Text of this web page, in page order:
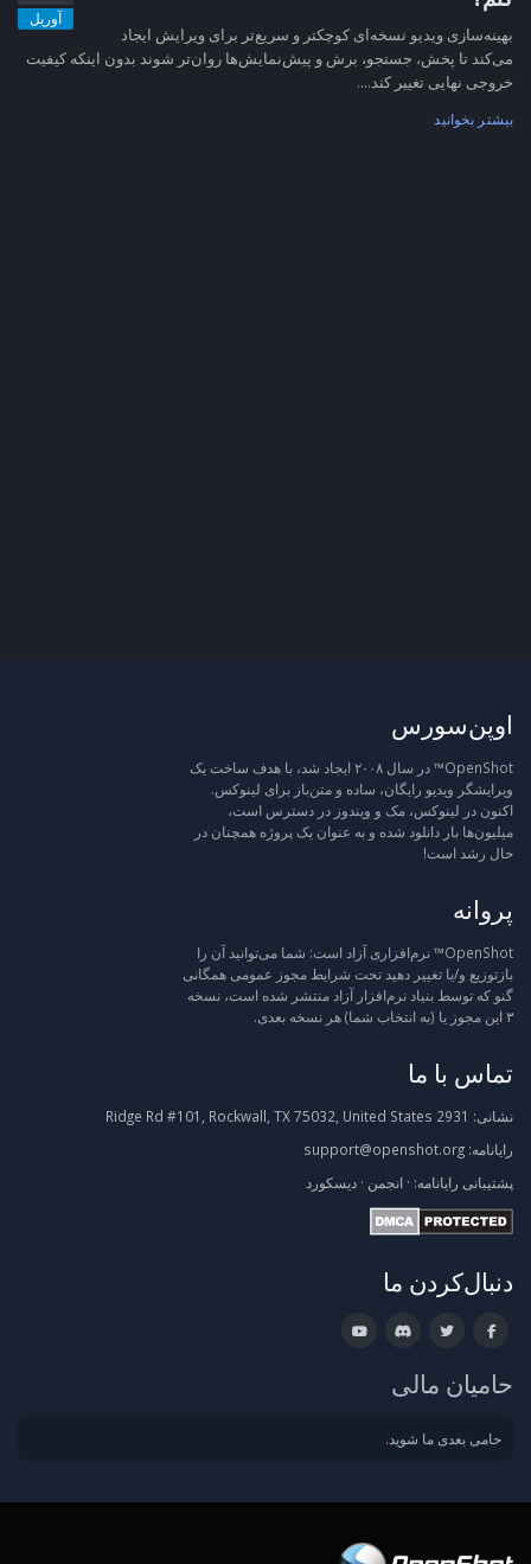
آوریل
بهینه‌سازی ویدیو نسخه‌ای کوچکتر و سریع‌تر برای ویرایش ایجاد
می‌کند تا پخش، جستجو، برش و پیش‌نمایش‌ها روان‌تر شوند بدون اینکه کیفیت
خروجی نهایی تغییر کند....
بیشتر بخوانید
اوپن‌سورس
OpenShot™ در سال ۲۰۰۸ ایجاد شد، با هدف ساخت یک
ویرایشگر ویدیو رایگان، ساده و متن‌باز برای لینوکس.
اکنون در لینوکس، مک و ویندوز در دسترس است،
میلیون‌ها بار دانلود شده و به عنوان یک پروژه همچنان در
حال رشد است!
پروانه
OpenShot™ نرم‌افزاری آزاد است: شما می‌توانید آن را
بازتوزیع و/یا تغییر دهید تحت شرایط مجوز عمومی همگانی
گنو که توسط بنیاد نرم‌افزار آزاد منتشر شده است، نسخه
۳ این مجوز یا (به انتخاب شما) هر نسخه بعدی.
تماس با ما
نشانی:
رایانامه: support@openshot.org
پشتیبانی رایانامه: · انجمن · دیسکورد
دنبال‌کردن ما
حامیان مالی
حامی بعدی ما شوید.